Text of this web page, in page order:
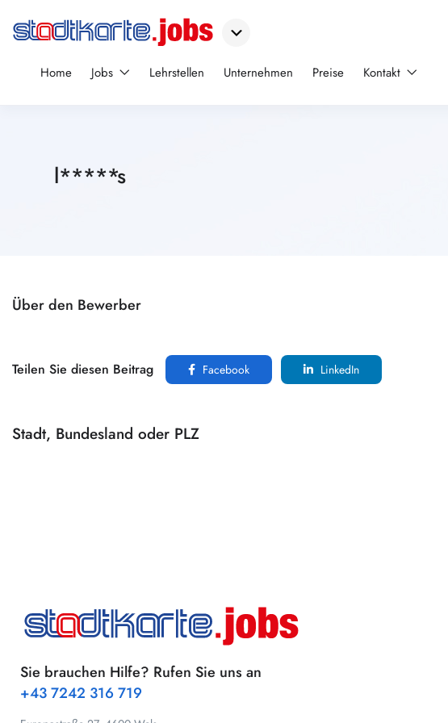
Home Jobs Lehrstellen Unternehmen Preise Kontakt
l*****s
Über den Bewerber
Teilen Sie diesen Beitrag Facebook LinkedIn
Stadt, Bundesland oder PLZ
Sie brauchen Hilfe? Rufen Sie uns an
+43 7242 316 719